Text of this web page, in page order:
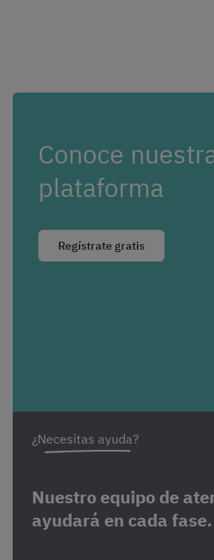
Conoce
plataforma
Regístrate gratis
¿Necesitas ayuda?
Nuestro equipo de
ayudará en cada fase.